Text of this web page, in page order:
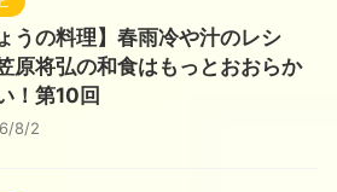
うの料理】春雨冷や汁のレシ
原将弘の和食はもっとおおらか
！第10回
8/2